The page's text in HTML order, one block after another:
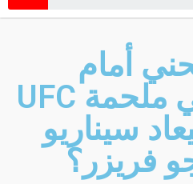
أمام
ستريكلاند في ملحمة UFC
سيناريو
فريزر؟